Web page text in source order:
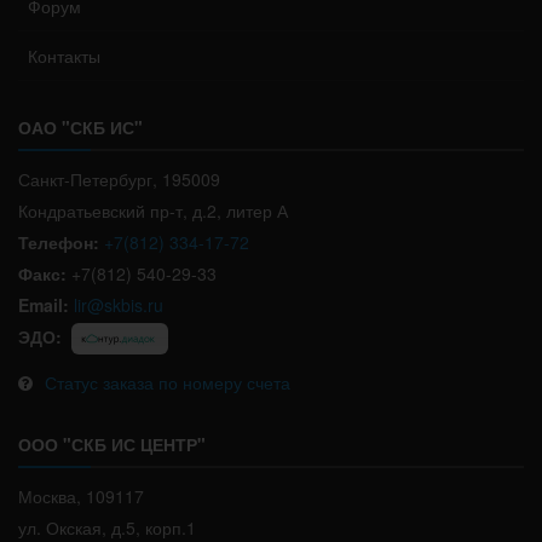
Форум
Контакты
ОАО "СКБ ИС"
Санкт-Петербург, 195009
Кондратьевский пр-т, д.2, литер А
Телефон: +7(812) 334-17-72
Факс: +7(812) 540-29-33
Email: lir@skbis.ru
ЭДО:
Статус заказа по номеру счета
ООО "СКБ ИС ЦЕНТР"
Москва, 109117
ул. Окская, д.5, корп.1